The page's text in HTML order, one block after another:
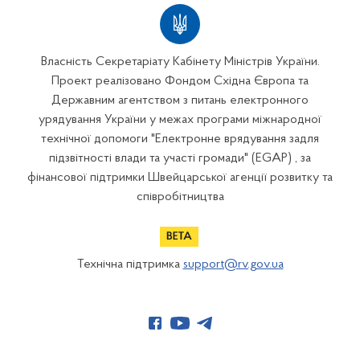
Власність Секретаріату Кабінету Міністрів України.
Проект реалізовано Фондом Східна Європа та
Державним агентством з питань електронного
урядування України у межах програми міжнародної
технічної допомоги "Електронне врядування задля
підзвітності влади та участі громади" (EGAP) , за
фінансової підтримки Швейцарської агенції розвитку та
співробітництва
Технічна підтримка support@rv.gov.ua